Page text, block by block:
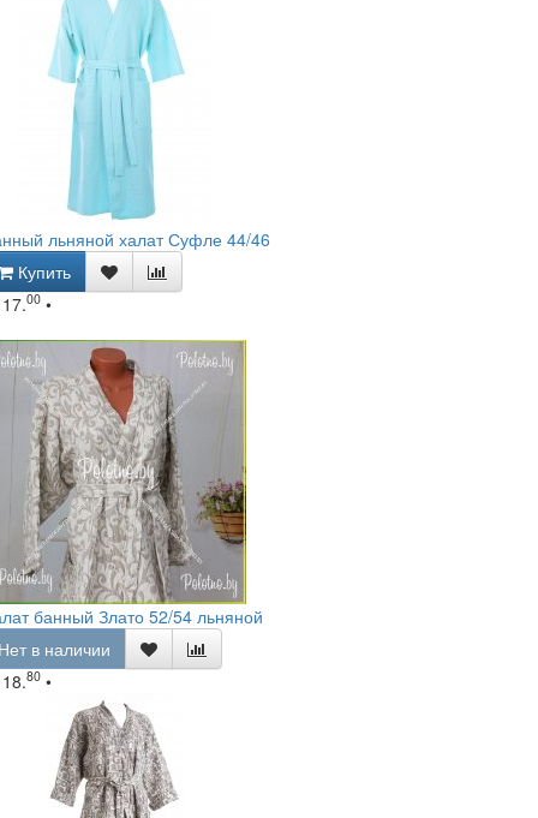
льняной халат Суфле 44/46
Купить
00 •
банный Злато 52/54 льняной
в наличии
80 •